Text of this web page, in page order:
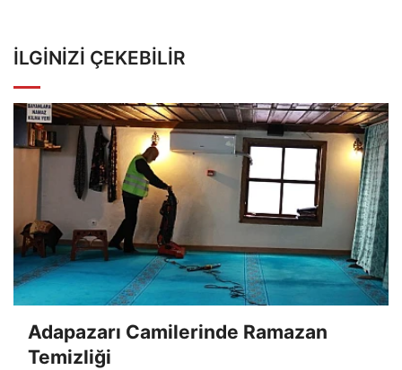
İLGINIZI ÇEKEBILIR
Adapazarı Camilerinde Ramazan
Temizliği